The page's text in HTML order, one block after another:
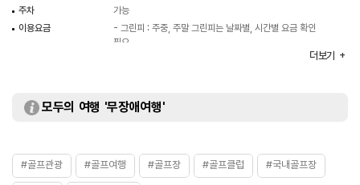
주차
가능
이용요금
- 그린피 : 주중, 주말 그린피는 날짜별, 시간별 요금 확인
필요
문의 요망
주요시설
더보기
모두의 여행 '무장애여행'
#골프관광 #골프여행 #골프장 #골프클럽 #국내골프장